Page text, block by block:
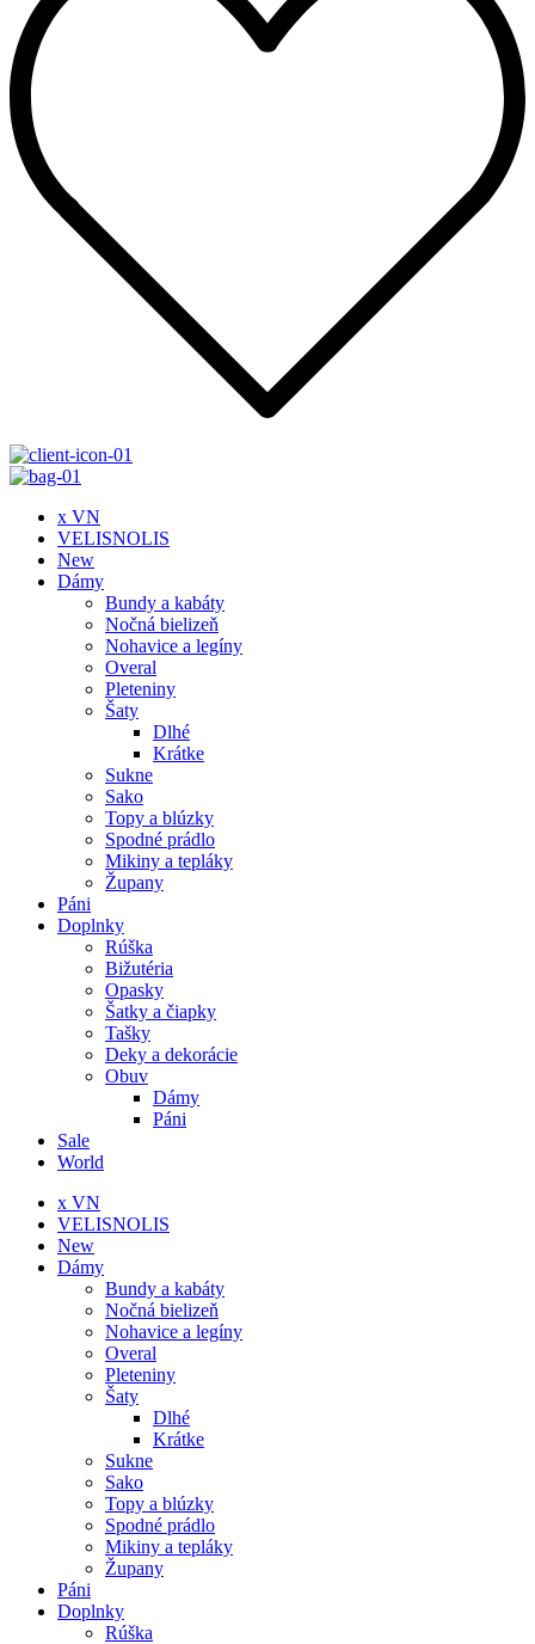
x VN
VELISNOLIS
New
Dámy
Bundy a kabáty
Nočná bielizeň
Nohavice a legíny
Overal
Pleteniny
Šaty
Dlhé
Krátke
Sukne
Sako
Topy a blúzky
Spodné prádlo
Mikiny a tepláky
Župany
Páni
Doplnky
Rúška
Bižutéria
Opasky
Šatky a čiapky
Tašky
Deky a dekorácie
Obuv
Dámy
Páni
Sale
World
x VN
VELISNOLIS
New
Dámy
Bundy a kabáty
Nočná bielizeň
Nohavice a legíny
Overal
Pleteniny
Šaty
Dlhé
Krátke
Sukne
Sako
Topy a blúzky
Spodné prádlo
Mikiny a tepláky
Župany
Páni
Doplnky
Rúška